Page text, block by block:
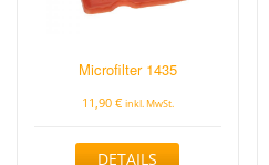
Microfilter 1435
11,90 € inkl. MwSt.
DETAILS